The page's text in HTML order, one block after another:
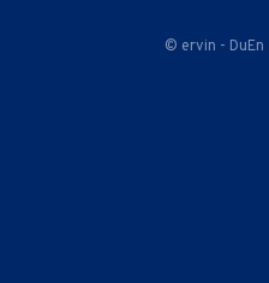
© ervin - DuEn